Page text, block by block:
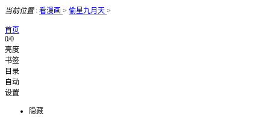
当前位置: 看漫画 > 偷星九月天 >
首页
0/0
亮度
书签
目录
自动
设置
隐藏